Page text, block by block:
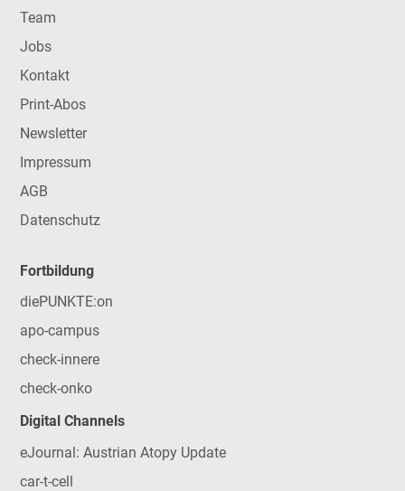
Team
Jobs
Kontakt
Print-Abos
Newsletter
Impressum
AGB
Datenschutz
Fortbildung
diePUNKTE:on
apo-campus
check-innere
check-onko
Digital Channels
eJournal: Austrian Atopy Update
car-t-cell